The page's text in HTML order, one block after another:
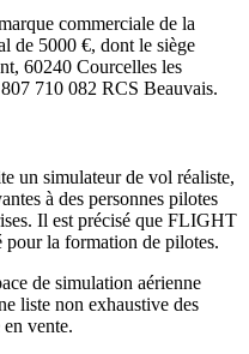
commerciale de la
de 5000 €, dont le siège
60240 Courcelles les
710 082 RCS Beauvais.
simulateur de vol réaliste,
à des personnes pilotes
Il est précisé que FLIGHT
la formation de pilotes.
de simulation aérienne
liste non exhaustive des
en vente.